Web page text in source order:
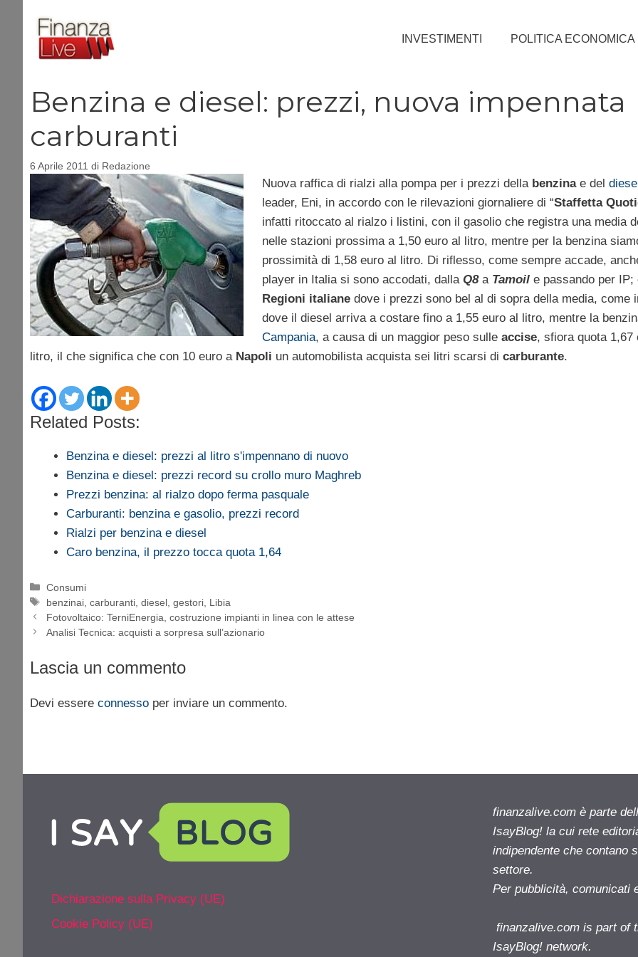
contenuto
INVESTIMENTI POLITICA ECONOMICA
Benzina e diesel: prezzi, nuova impennata
carburanti
6 Aprile 2011 di Redazione
Nuova raffica di rialzi alla pompa per i prezzi della benzinae del
leader, Eni, in accordo con le rilevazioni giornaliere di “Staffetta
infatti ritoccato al rialzo i listini, con il gasolio che registra una media
nelle stazioni prossima a 1,50 euro al litro, mentre per la benzina
prossimità di 1,58 euro al litro. Di riflesso, come sempre accade,
player in Italia si sono accodati, dalla Q8aTamoile passando per IP;
Regioni italianedove i prezzi sono bel al di sopra della media, come
dove il diesel arriva a costare fino a 1,55 euro al litro, mentre la
Campania, a causa di un maggior peso sulle accise, sfiora quota 1,67
litro, il che significa che con 10 euro a Napoli un automobilista acquista sei litri scarsi di carburante.
Related Posts:
Benzina e diesel: prezzi al litro s'impennano di nuovo
Benzina e diesel: prezzi record su crollo muro Maghreb
Prezzi benzina: al rialzo dopo ferma pasquale
Carburanti: benzina e gasolio, prezzi record
Rialzi per benzina e diesel
Caro benzina, il prezzo tocca quota 1,64
Categorie
Consumi
Tag
benzinai ,carburanti ,diesel ,gestori Libia
Fotovoltaico: TerniEnergia, costruzione impianti in linea con le attese
Analisi Tecnica: acquisti a sorpresa sull’azionario
Lascia un commento
Devi essere connesso per inviare un commento.
Dichiarazione sulla Privacy (UE)
Cookie Policy (UE)
finanzalive.com è parte
IsayBlog! la cui rete
indipendente che contano
settore.
Per pubblicità, comunicati
finanzalive.com is part of
IsayBlog! network.